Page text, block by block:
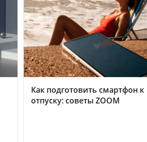
Как подготовить смартфон к
отпуску: советы ZOOM